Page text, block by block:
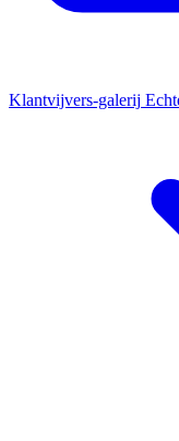
Klantvijvers-galerij